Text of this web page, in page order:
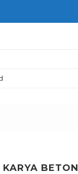
BETON